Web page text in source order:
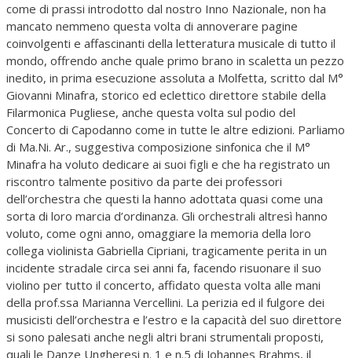
come di prassi introdotto dal nostro Inno Nazionale, non ha
mancato nemmeno questa volta di annoverare pagine
coinvolgenti e affascinanti della letteratura musicale di tutto il
mondo, offrendo anche quale primo brano in scaletta un pezzo
inedito, in prima esecuzione assoluta a Molfetta, scritto dal M°
Giovanni Minafra, storico ed eclettico direttore stabile della
Filarmonica Pugliese, anche questa volta sul podio del
Concerto di Capodanno come in tutte le altre edizioni. Parliamo
di Ma.Ni. Ar., suggestiva composizione sinfonica che il M°
Minafra ha voluto dedicare ai suoi figli e che ha registrato un
riscontro talmente positivo da parte dei professori
dell’orchestra che questi la hanno adottata quasi come una
sorta di loro marcia d’ordinanza. Gli orchestrali altresì hanno
voluto, come ogni anno, omaggiare la memoria della loro
collega violinista Gabriella Cipriani, tragicamente perita in un
incidente stradale circa sei anni fa, facendo risuonare il suo
violino per tutto il concerto, affidato questa volta alle mani
della prof.ssa Marianna Vercellini. La perizia ed il fulgore dei
musicisti dell’orchestra e l’estro e la capacità del suo direttore
si sono palesati anche negli altri brani strumentali proposti,
quali le Danze Ungheresi n. 1 e n.5 di Johannes Brahms, il